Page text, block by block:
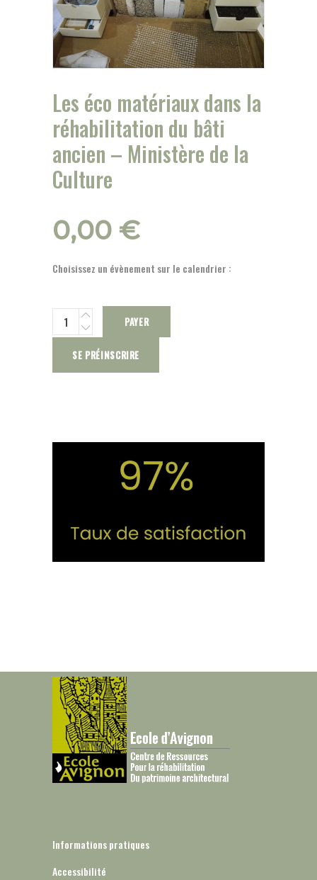
Les éco matériaux dans la
réhabilitation du bâti
ancien – Ministère de la
Culture
0,00 €
Choisissez un évènement sur le calendrier :
PAYER
SE PRÉINSCRIRE
Informations pratiques
Accessibilité